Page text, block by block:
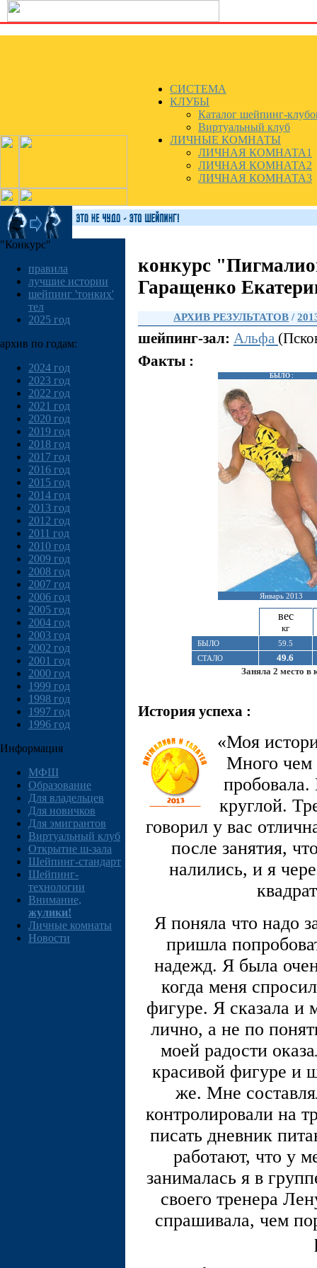
СИСТЕМА
КЛУБЫ
Каталог шейпинг-
Виртуальный клуб
ЛИЧНЫЕ КОМНАТЫ
ЛИЧНАЯ КОМНАТА1
ЛИЧНАЯ КОМНАТА2
ЛИЧНАЯ КОМНАТА3
"Конкурс"
правила
лучшие истории
шейпинг 'тонких'
тел
2025 год
архив по годам:
2024 год
2023 год
2022 год
2021 год
2020 год
2019 год
2018 год
2017 год
2016 год
2015 год
2014 год
2013 год
2012 год
2011 год
2010 год
2009 год
2008 год
2007 год
2006 год
2005 год
2004 год
2003 год
2002 год
2001 год
2000 год
1999 год
1998 год
1997 год
1996 год
Информация
МФШ
Образование
Для владельцев
Для новичков
Для эмигрантов
Виртуальный клуб
Открытие ш-зала
Шейпинг-стандарт
Шейпинг-
технологии
Внимание,
жулики!
Личные комнаты
Новости
конкурс
Гаращенко
АРХИВ РЕЗУЛЬТАТОВ /
шейпинг-зал: Альфа
Факты :
БЫЛО :
Январь 2013
вес
кг
БЫЛО
59.5
СТАЛО
49.6
Заняла 2 место в
История успеха :
«Моя
Много чем
пробовала.
круглой.
говорил у вас
после занятия,
налились, и я
Я поняла что надо
пришла
надежд. Я была
когда меня
фигуре. Я сказала и
лично, а не по
моей радости
красивой фигуре и
же. Мне
контролировали на
писать дневник
работают, что у
занималась я в
своего тренера
спрашивала, чем